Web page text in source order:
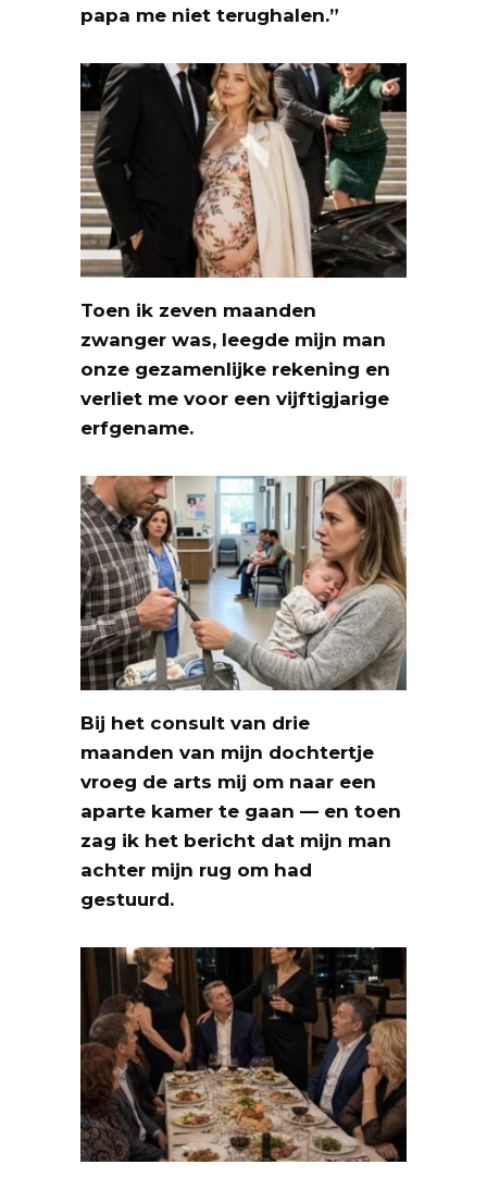
papa me niet terughalen.”
Toen ik zeven maanden
zwanger was, leegde mijn man
onze gezamenlijke rekening en
verliet me voor een vijftigjarige
erfgename.
Bij het consult van drie
maanden van mijn dochtertje
vroeg de arts mij om naar een
aparte kamer te gaan — en toen
zag ik het bericht dat mijn man
achter mijn rug om had
gestuurd.